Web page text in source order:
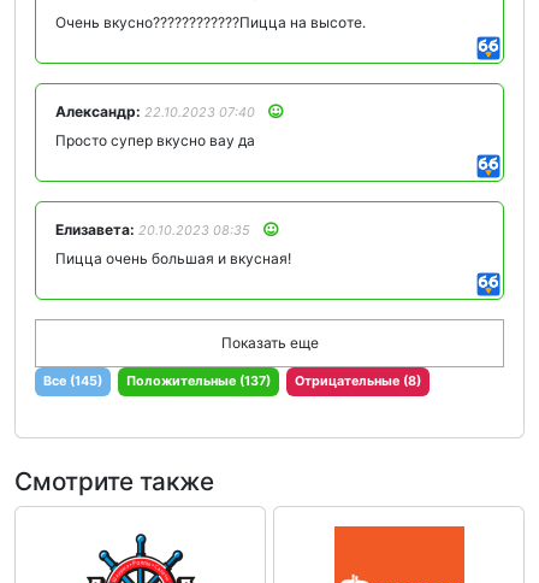
Очень вкусно????????????Пицца на высоте.
Александр: 22.10.2023 07:40
Просто супер вкусно вау да
Елизавета: 20.10.2023 08:35
Пицца очень большая и вкусная!
Показать еще
Все (145) Положительные (137) Отрицательные (8)
Смотрите также